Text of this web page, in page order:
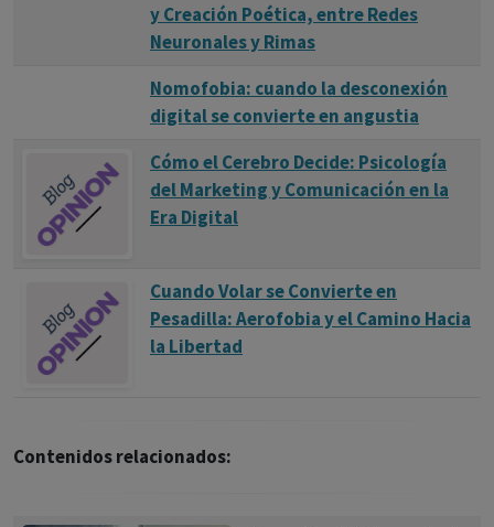
y Creación Poética, entre Redes
Neuronales y Rimas
Nomofobia: cuando la desconexión
digital se convierte en angustia
Cómo el Cerebro Decide: Psicología
del Marketing y Comunicación en la
Era Digital
Cuando Volar se Convierte en
Pesadilla: Aerofobia y el Camino Hacia
la Libertad
Contenidos relacionados: